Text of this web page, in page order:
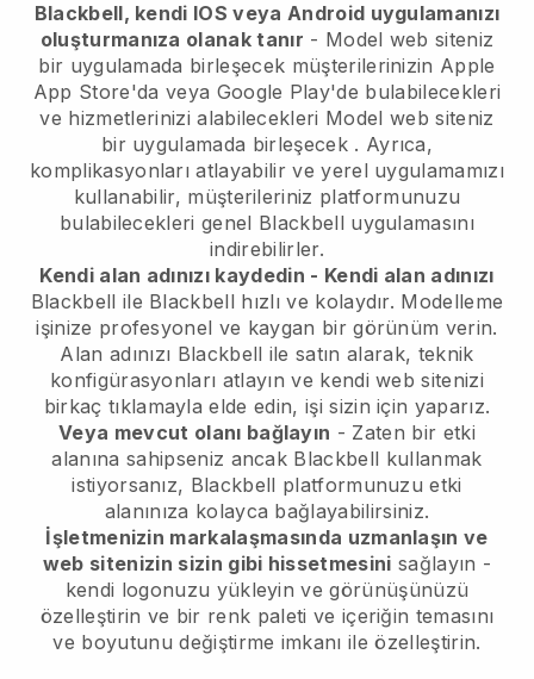
Blackbell, kendi IOS veya Android uygulamanızı
oluşturmanıza olanak tanır - Model web siteniz
bir uygulamada birleşecek müşterilerinizin Apple
App Store'da veya Google Play'de bulabilecekleri
ve hizmetlerinizi alabilecekleri Model web siteniz
bir uygulamada birleşecek. Ayrıca,
komplikasyonları atlayabilir ve yerel uygulamamızı
kullanabilir, müşterileriniz platformunuzu
bulabilecekleri genel Blackbell uygulamasını
indirebilirler.
Kendi alan adınızı kaydedin - Kendi alan adınızı
Blackbell ile Blackbell hızlı ve kolaydır. Modelleme
işinize profesyonel ve kaygan bir görünüm verin.
Alan adınızı Blackbell ile satın alarak, teknik
konfigürasyonları atlayın ve kendi web sitenizi
birkaç tıklamayla elde edin, işi sizin için yaparız.
Veya mevcut olanı bağlayın - Zaten bir etki
alanına sahipseniz ancak Blackbell kullanmak
istiyorsanız, Blackbell platformunuzu etki
alanınıza kolayca bağlayabilirsiniz.
İşletmenizin markalaşmasında uzmanlaşın ve
web sitenizin sizin gibi hissetmesini sağlayın -
kendi logonuzu yükleyin ve görünüşünüzü
özelleştirin ve bir renk paleti ve içeriğin temasını
ve boyutunu değiştirme imkanı ile özelleştirin.